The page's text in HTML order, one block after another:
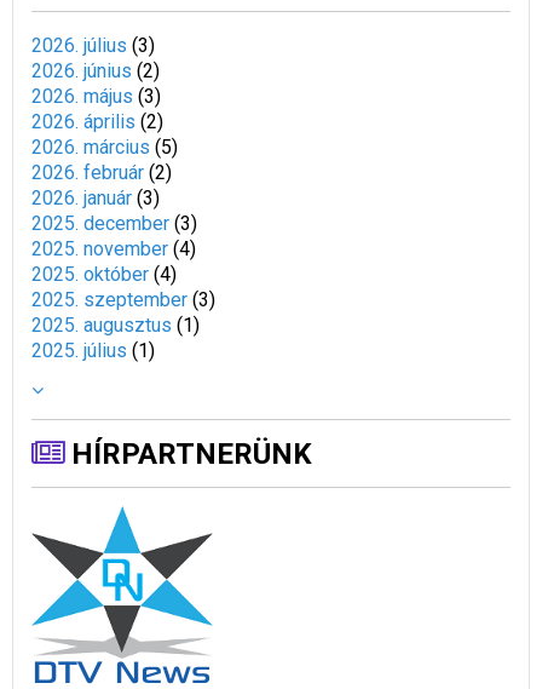
2026. július (3)
2026. június (2)
2026. május (3)
2026. április (2)
2026. március (5)
2026. február (2)
2026. január (3)
2025. december (3)
2025. november (4)
2025. október (4)
2025. szeptember (3)
2025. augusztus (1)
2025. július (1)
HÍRPARTNERÜNK